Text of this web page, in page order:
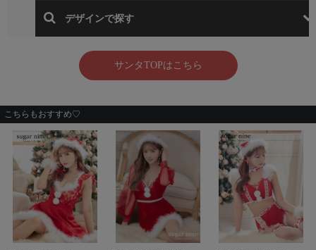
こちらもおすすめ♡